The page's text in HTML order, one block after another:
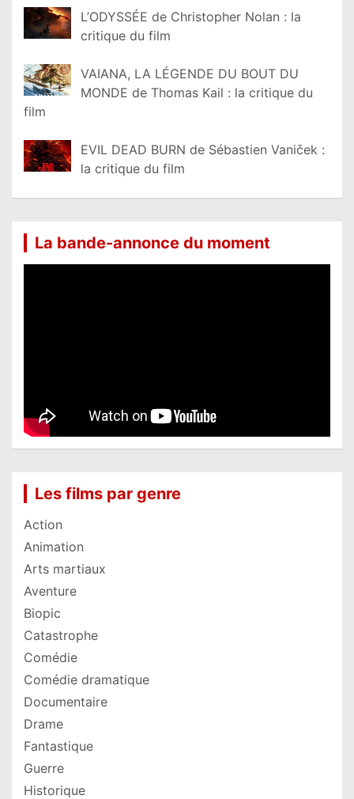
L’ODYSSÉE de Christopher Nolan : la
critique du film
VAIANA, LA LÉGENDE DU BOUT DU
MONDE de Thomas Kail : la critique du
film
EVIL DEAD BURN de Sébastien Vaniček :
la critique du film
La bande-annonce du moment
Les films par genre
Action
Animation
Arts martiaux
Aventure
Biopic
Catastrophe
Comédie
Comédie dramatique
Documentaire
Drame
Fantastique
Guerre
Historique